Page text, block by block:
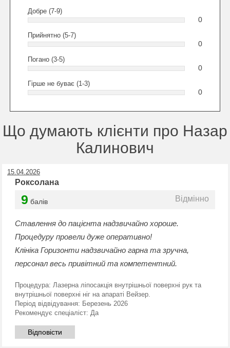
Добре (7-9)
0
Прийнятно (5-7)
0
Погано (3-5)
0
Гірше не буває (1-3)
0
Що думають клієнти про Назар
Калинович
15.04.2026
Роксолана
9 балів Відмінно
Ставлення до пацієнта надзвичайно хороше.
Процедуру провели дуже оперативно!
Клініка Горизонти надзвичайно гарна та зручна,
персонал весь привітний та компетентний.
Процедура: Лазерна ліпосакція внутрішньої поверхні рук та
внутрішньої поверхні ніг на апараті Вейзер.
Період відвідування: Березень 2026
Рекомендує спеціаліст: Да
Відповісти